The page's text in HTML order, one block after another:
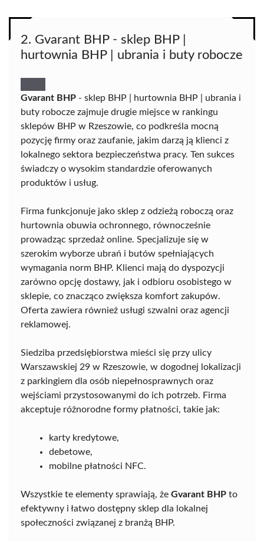
2. Gvarant BHP - sklep BHP |
hurtownia BHP | ubrania i buty robocze
Gvarant BHP - sklep BHP | hurtownia BHP | ubrania i
buty robocze zajmuje drugie miejsce w rankingu
sklepów BHP w Rzeszowie, co podkreśla mocną
pozycję firmy oraz zaufanie, jakim darzą ją klienci z
lokalnego sektora bezpieczeństwa pracy. Ten sukces
świadczy o wysokim standardzie oferowanych
produktów i usług.
Firma funkcjonuje jako sklep z odzieżą roboczą oraz
hurtownia obuwia ochronnego, równocześnie
prowadząc sprzedaż online. Specjalizuje się w
szerokim wyborze ubrań i butów spełniających
wymagania norm BHP. Klienci mają do dyspozycji
zarówno opcję dostawy, jak i odbioru osobistego w
sklepie, co znacząco zwiększa komfort zakupów.
Oferta zawiera również usługi szwalni oraz agencji
reklamowej.
Siedziba przedsiębiorstwa mieści się przy ulicy
Warszawskiej 29 w Rzeszowie, w dogodnej lokalizacji
z parkingiem dla osób niepełnosprawnych oraz
wejściami przystosowanymi do ich potrzeb. Firma
akceptuje różnorodne formy płatności, takie jak:
karty kredytowe,
debetowe,
mobilne płatności NFC.
Wszystkie te elementy sprawiają, że Gvarant BHP to
efektywny i łatwo dostępny sklep dla lokalnej
społeczności związanej z branżą BHP.